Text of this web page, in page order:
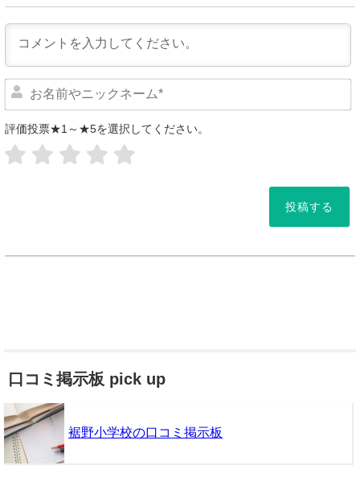
評価投票★1～★5を選択してください。
口コミ掲示板 pick up
裾野小学校の口コミ掲示板